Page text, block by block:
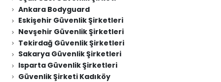
Ankara Bodyguard
Eskişehir Güvenlik Şirketleri
Nevşehir Güvenlik Şirketleri
Tekirdağ Güvenlik Şirketleri
Sakarya Güvenlik Şirketleri
Isparta Güvenlik Şirketleri
Güvenlik Şirketi Kadıköy